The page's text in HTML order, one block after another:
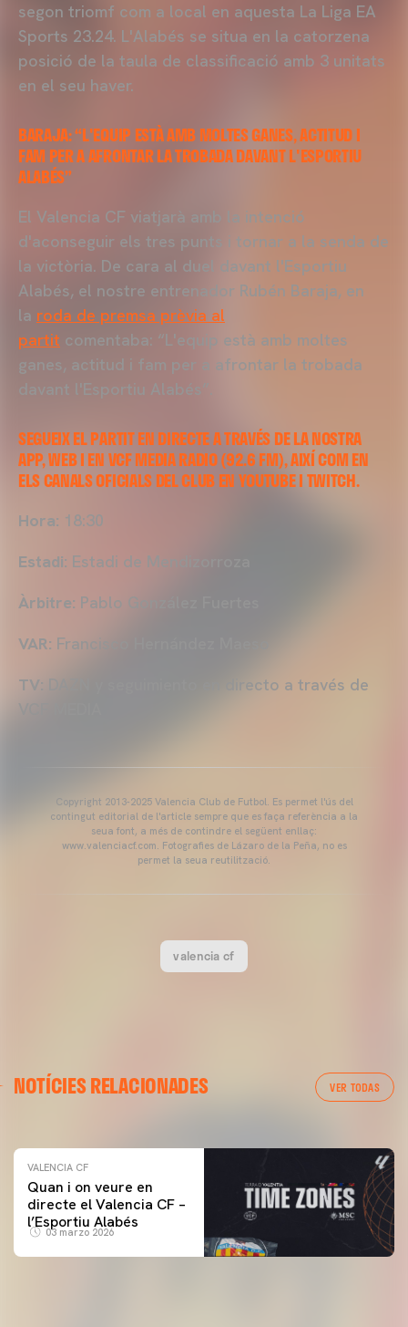
segon triomf com a local en aquesta La Liga EA
Sports 23.24. L'Alabés se situa en la catorzena
posició de la taula de classificació amb 3 unitats
en el seu haver.
BARAJA: “L'EQUIP ESTÀ AMB MOLTES GANES, ACTITUD I
FAM PER A AFRONTAR LA TROBADA DAVANT L'ESPORTIU
ALABÉS”
El Valencia CF viatjarà amb la intenció
d'aconseguir els tres punts i tornar a la senda de
la victòria. De cara al duel davant l'Esportiu
Alabés, el nostre entrenador Rubén Baraja, en
la roda de premsa prèvia al
partit comentaba: “L'equip està amb moltes
ganes, actitud i fam per a afrontar la trobada
davant l'Esportiu Alabés”.
SEGUEIX EL PARTIT EN DIRECTE A TRAVÉS DE LA NOSTRA
APP, WEB I EN VCF MEDIA RADIO (92.6 FM), AIXÍ COM EN
ELS CANALS OFICIALS DEL CLUB EN YOUTUBE I TWITCH.
Hora: 18:30
Estadi: Estadi de Mendizorroza
Àrbitre: Pablo González Fuertes
VAR: Francisco Hernández Maeso
TV: DAZN y seguimiento en directo a través de
VCF MEDIA
Copyright 2013-2025 Valencia Club de Futbol. Es permet l'ús del
contingut editorial de l'article sempre que es faça referència a la
seua font, a més de contindre el següent enllaç:
www.valenciacf.com. Fotografies de Lázaro de la Peña, no es
permet la seua reutilització.
valencia cf
NOTÍCIES RELACIONADES VER TODAS
ENTRENAMENT DEL VALENCIA CF 04/03/26
VALENCIA CF
Quan i on veure en
directe el Valencia CF –
l’Esportiu Alabés
03 marzo 2026